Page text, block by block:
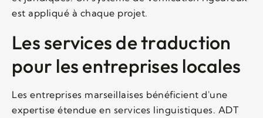
est appliqué à chaque projet.
Les services de traduction
pour les entreprises locales
Les entreprises marseillaises bénéficient d'une
expertise étendue en services linguistiques. ADT